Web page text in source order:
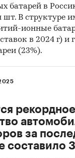
батарей в
шт. В структуре
ионные
в 2024 г) и
(23%).
рекордное
за
составило